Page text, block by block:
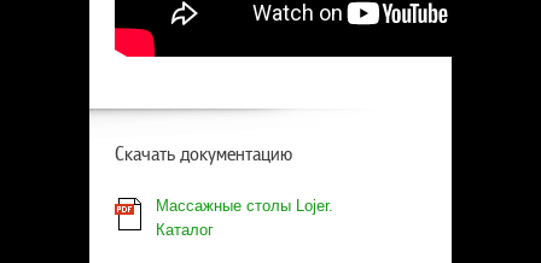
Скачать документацию
Массажные столы Lojer.
Каталог